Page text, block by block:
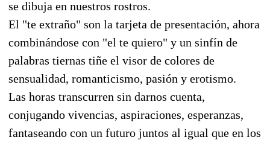
se dibuja en nuestros rostros.
El "te extraño" son la tarjeta de presentación, ahora
combinándose con "el te quiero" y un sinfín de
palabras tiernas tiñe el visor de colores de
sensualidad, romanticismo, pasión y erotismo.
Las horas transcurren sin darnos cuenta,
conjugando vivencias, aspiraciones, esperanzas,
fantaseando con un futuro juntos al igual que en los